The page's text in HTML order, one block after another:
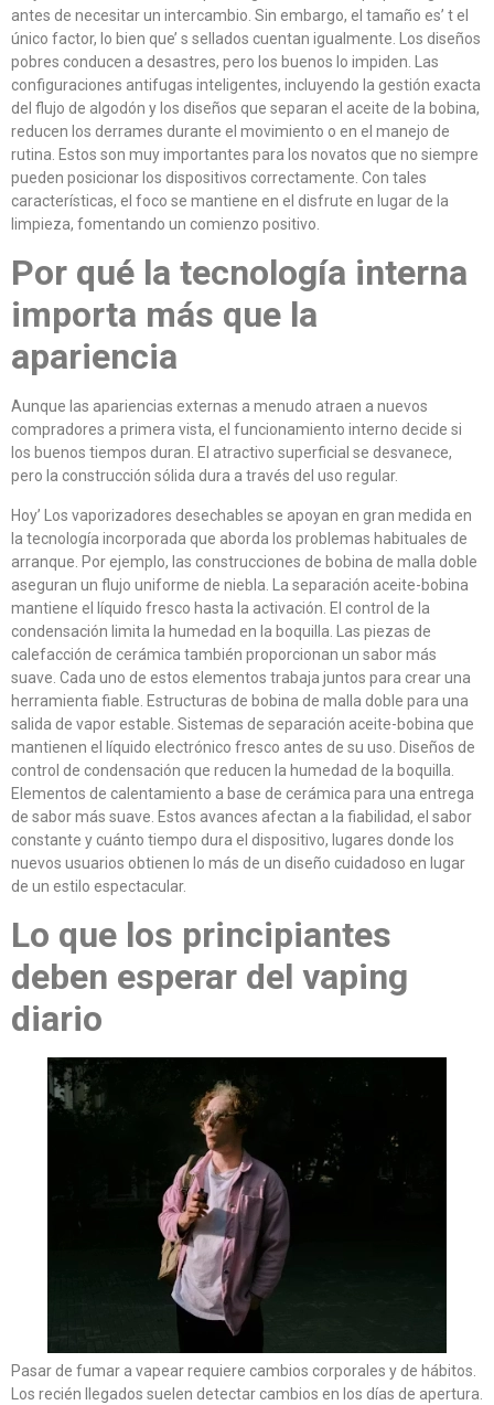
antes de necesitar un intercambio. Sin embargo, el tamaño es’ t el
único factor, lo bien que’ s sellados cuentan igualmente. Los diseños
pobres conducen a desastres, pero los buenos lo impiden. Las
configuraciones antifugas inteligentes, incluyendo la gestión exacta
del flujo de algodón y los diseños que separan el aceite de la bobina,
reducen los derrames durante el movimiento o en el manejo de
rutina. Estos son muy importantes para los novatos que no siempre
pueden posicionar los dispositivos correctamente. Con tales
características, el foco se mantiene en el disfrute en lugar de la
limpieza, fomentando un comienzo positivo.
Por qué la tecnología interna
importa más que la
apariencia
Aunque las apariencias externas a menudo atraen a nuevos
compradores a primera vista, el funcionamiento interno decide si
los buenos tiempos duran. El atractivo superficial se desvanece,
pero la construcción sólida dura a través del uso regular.
Hoy’ Los vaporizadores desechables se apoyan en gran medida en
la tecnología incorporada que aborda los problemas habituales de
arranque. Por ejemplo, las construcciones de bobina de malla doble
aseguran un flujo uniforme de niebla. La separación aceite-bobina
mantiene el líquido fresco hasta la activación. El control de la
condensación limita la humedad en la boquilla. Las piezas de
calefacción de cerámica también proporcionan un sabor más
suave. Cada uno de estos elementos trabaja juntos para crear una
herramienta fiable. Estructuras de bobina de malla doble para una
salida de vapor estable. Sistemas de separación aceite-bobina que
mantienen el líquido electrónico fresco antes de su uso. Diseños de
control de condensación que reducen la humedad de la boquilla.
Elementos de calentamiento a base de cerámica para una entrega
de sabor más suave. Estos avances afectan a la fiabilidad, el sabor
constante y cuánto tiempo dura el dispositivo, lugares donde los
nuevos usuarios obtienen lo más de un diseño cuidadoso en lugar
de un estilo espectacular.
Lo que los principiantes
deben esperar del vaping
diario
Pasar de fumar a vapear requiere cambios corporales y de hábitos.
Los recién llegados suelen detectar cambios en los días de apertura.